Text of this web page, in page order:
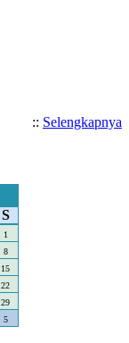
:: Selengkapnya
S
1
8
15
22
29
5